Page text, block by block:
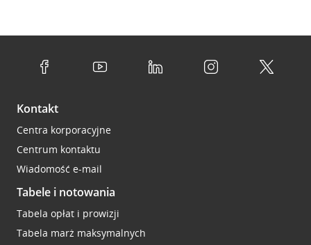
Kontakt
Centra korporacyjne
Centrum kontaktu
Wiadomość e-mail
Tabele i notowania
Tabela opłat i prowizji
Tabela marż maksymalnych